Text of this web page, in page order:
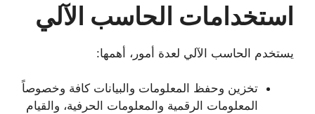
استخدامات الحاسب الآلي
يستخدم الحاسب الآلي لعدة أمور، أهمها:
تخزين وحفظ المعلومات والبيانات كافة وخصوصاً
المعلومات الرقمية والمعلومات الحرفية، والقيام